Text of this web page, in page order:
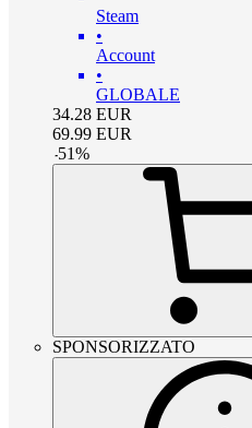
Steam
•
Account
•
GLOBALE
34.28 EUR
69.99 EUR
-51%
SPONSORIZZATO